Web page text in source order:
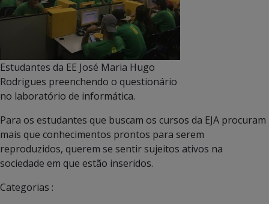
Estudantes da EE José Maria Hugo
Rodrigues preenchendo o questionário
no laboratório de informática.
Para os estudantes que buscam os cursos da EJA procuram
mais que conhecimentos prontos para serem
reproduzidos, querem se sentir sujeitos ativos na
sociedade em que estão inseridos.
Categorias :